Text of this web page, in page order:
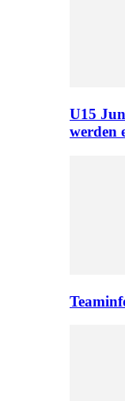
U15
werden